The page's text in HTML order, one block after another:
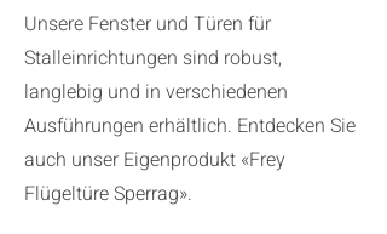
Unsere Fenster und Türen für
Stalleinrichtungen sind robust,
langlebig und in verschiedenen
Ausführungen erhältlich. Entdecken Sie
auch unser Eigenprodukt «Frey
Flügeltüre Sperrag».